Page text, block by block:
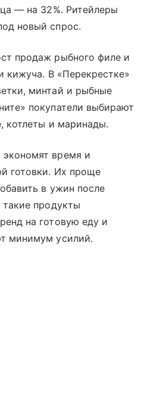
— на 32%. Ритейлеры
новый спрос.
продаж рыбного филе и
кижуча. В «Перекрестке»
минтай и рыбные
покупатели выбирают
котлеты и маринады.
время и
готовки. Их проще
в ужин после
продукты
на готовую еду и
минимум усилий.